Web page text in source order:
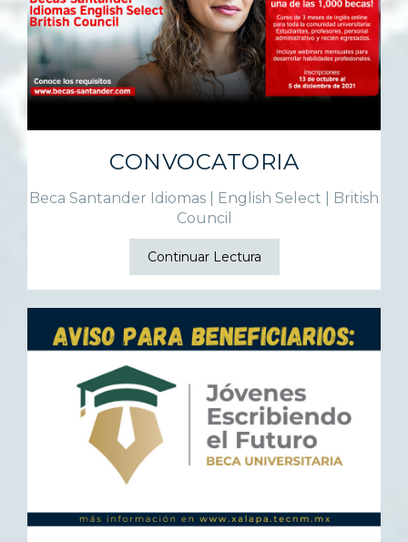
CONVOCATORIA
Beca Santander Idiomas | English Select | British
Council
Continuar Lectura